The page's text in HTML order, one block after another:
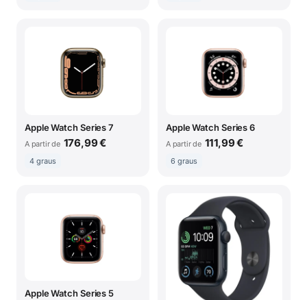
Apple Watch Series 7
A partir de 176,99 €
4 graus
Apple Watch Series 6
A partir de 111,99 €
6 graus
Apple Watch Series 5